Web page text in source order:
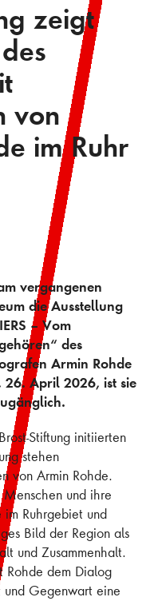
zeigt
von
im Ruhr
vergangenen
die Ausstellung
– Vom
des
Armin Rohde
26. April 2026, ist sie
Stiftung initiierten
stehen
von Armin Rohde.
und ihre
im Ruhrgebiet und
Bild der Region als
und Zusammenhalt.
Rohde dem Dialog
und Gegenwart eine